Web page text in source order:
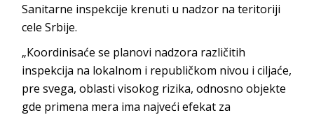
Sanitarne inspekcije krenuti u nadzor na teritoriji
cele Srbije.
„Кoordinisaće se planovi nadzora različitih
inspekcija na lokalnom i republičkom nivou i ciljaće,
pre svega, oblasti visokog rizika, odnosno objekte
gde primena mera ima najveći efekat za